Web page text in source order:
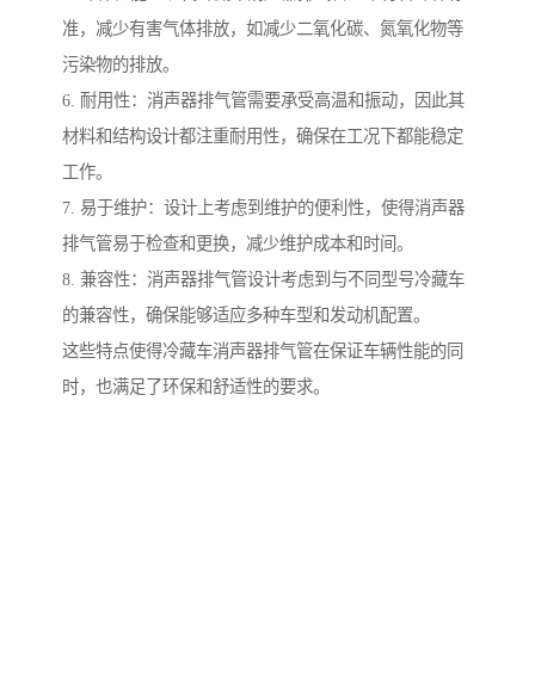
准，减少有害气体排放，如减少二氧化碳、氮氧化物等
污染物的排放。
6. 耐用性：消声器排气管需要承受高温和振动，因此其
材料和结构设计都注重耐用性，确保在工况下都能稳定
工作。
7. 易于维护：设计上考虑到维护的便利性，使得消声器
排气管易于检查和更换，减少维护成本和时间。
8. 兼容性：消声器排气管设计考虑到与不同型号冷藏车
的兼容性，确保能够适应多种车型和发动机配置。
这些特点使得冷藏车消声器排气管在保证车辆性能的同
时，也满足了环保和舒适性的要求。